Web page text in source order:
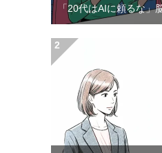
「20代はAIに頼るな」